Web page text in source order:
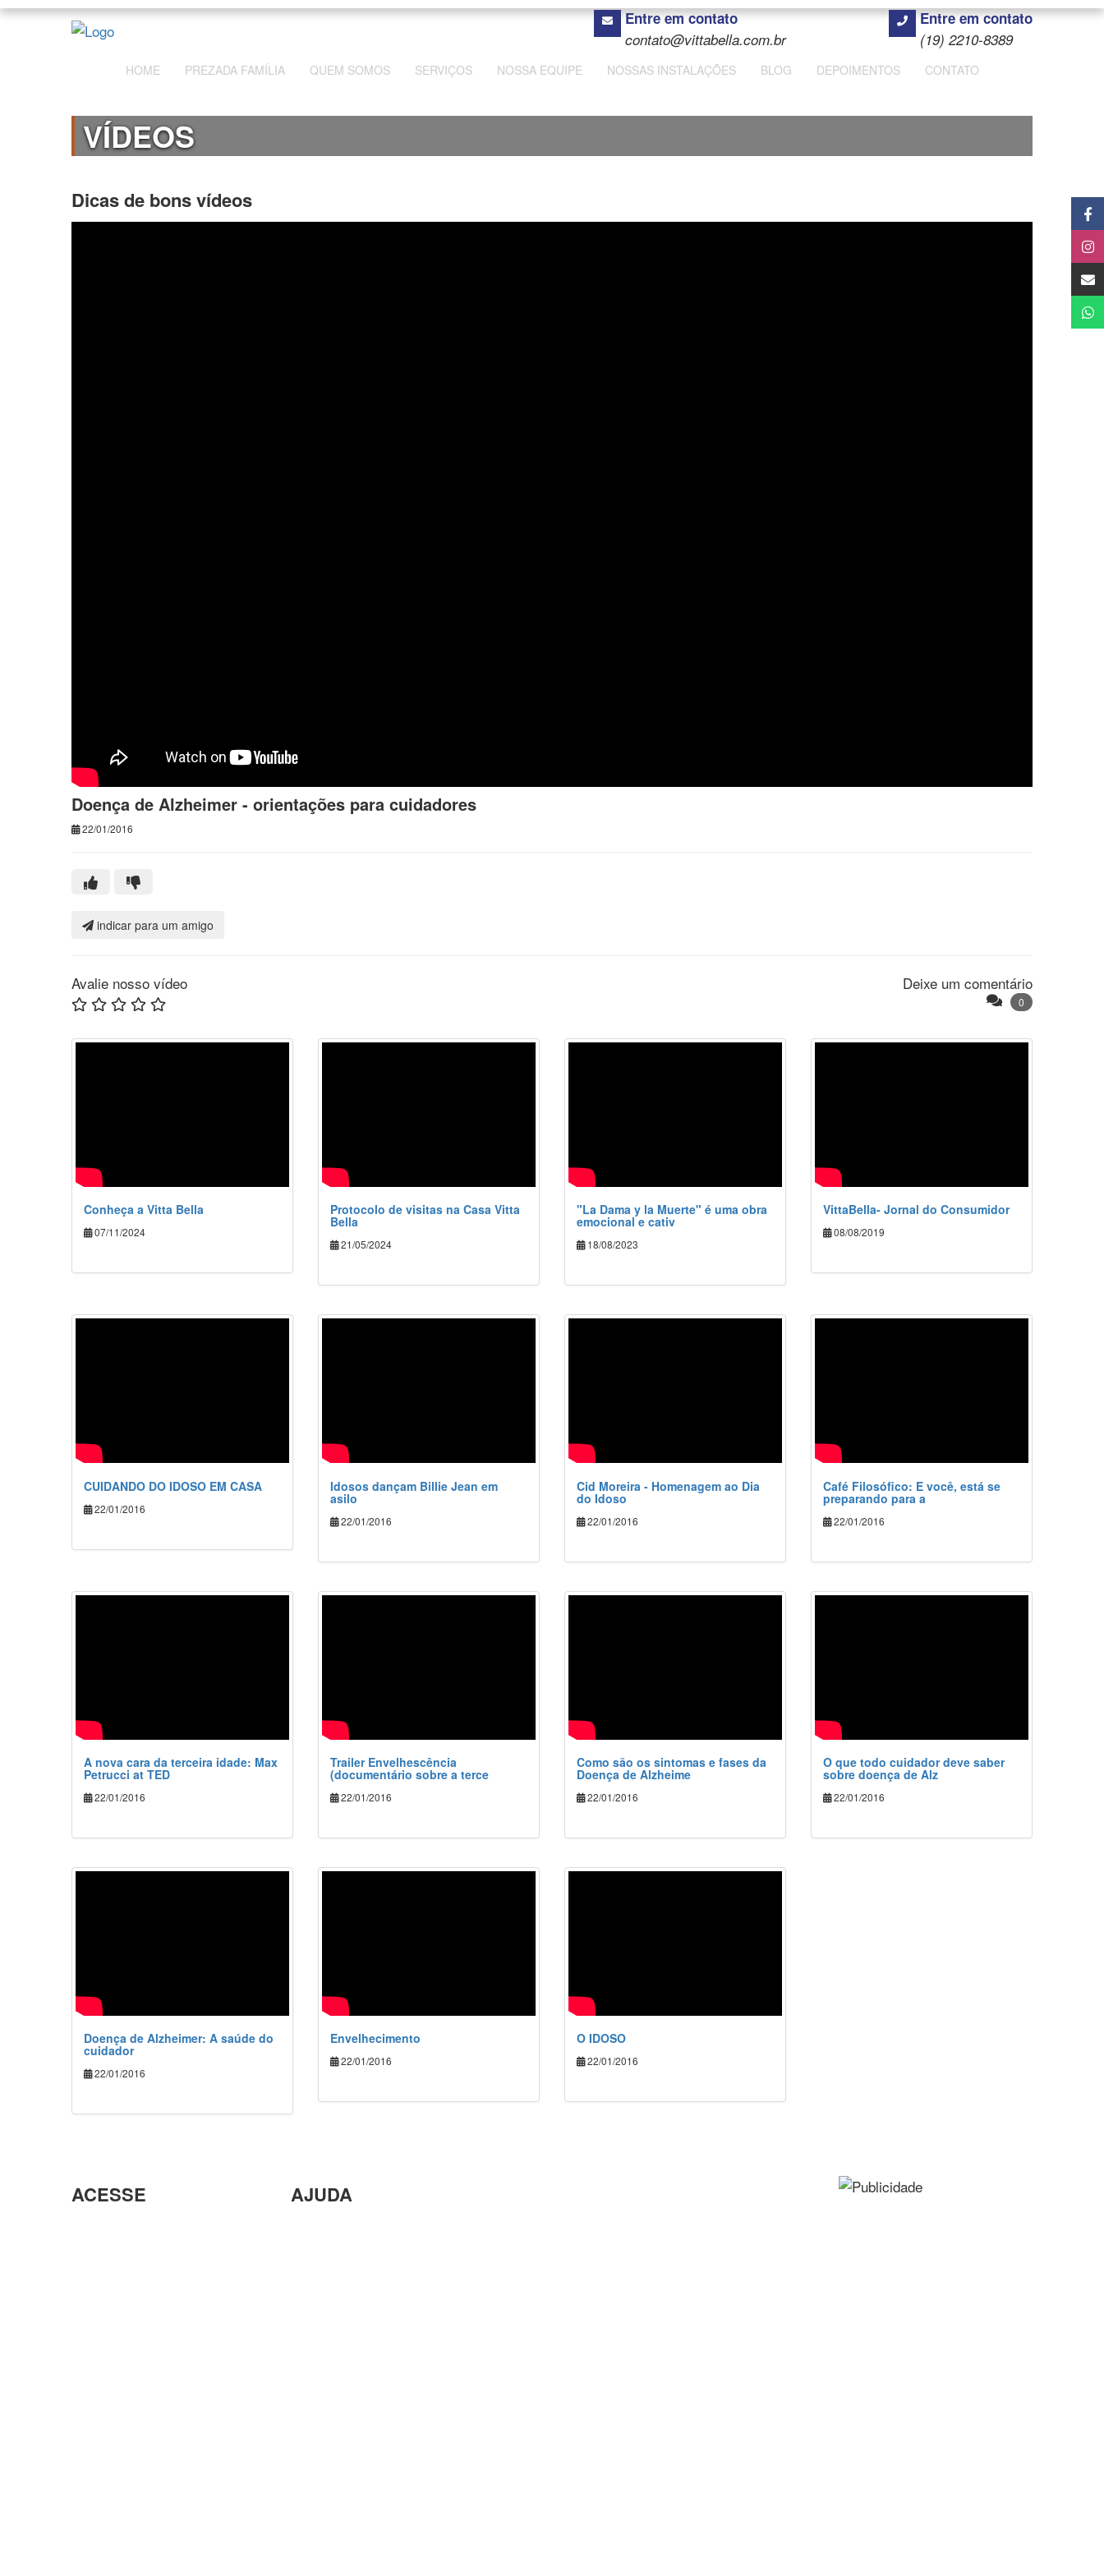
Entre em contato
contato@vittabella.com.br
Entre em contato
(19) 2210-8389
HOME PREZADA FAMÍLIA QUEM SOMOS SERVIÇOS NOSSA EQUIPE NOSSAS INSTALAÇÕES BLOG DEPOIMENTOS CONTATO
VÍDEOS
Dicas de bons vídeos
Doença de Alzheimer - orientações para cuidadores
22/01/2016
indicar para um amigo
Avalie nosso vídeo Deixe um comentário
0
Conheça a Vitta Bella
07/11/2024
Protocolo de visitas na Casa Vitta
Bella
21/05/2024
"La Dama y la Muerte" é uma obra
emocional e cativ
18/08/2023
VittaBella- Jornal do Consumidor
08/08/2019
CUIDANDO DO IDOSO EM CASA
22/01/2016
Idosos dançam Billie Jean em
asilo
22/01/2016
Cid Moreira - Homenagem ao Dia
do Idoso
22/01/2016
Café Filosófico: E você, está se
preparando para a
22/01/2016
A nova cara da terceira idade: Max
Petrucci at TED
22/01/2016
Trailer Envelhescência
(documentário sobre a terce
22/01/2016
Como são os sintomas e fases da
Doença de Alzheime
22/01/2016
O que todo cuidador deve saber
sobre doença de Alz
22/01/2016
Doença de Alzheimer: A saúde do
cuidador
22/01/2016
Envelhecimento
22/01/2016
O IDOSO
22/01/2016
ACESSE AJUDA